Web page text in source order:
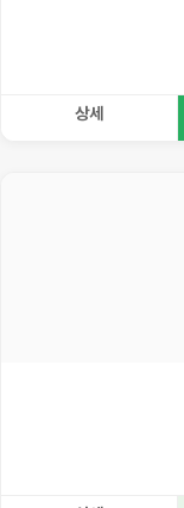
상세